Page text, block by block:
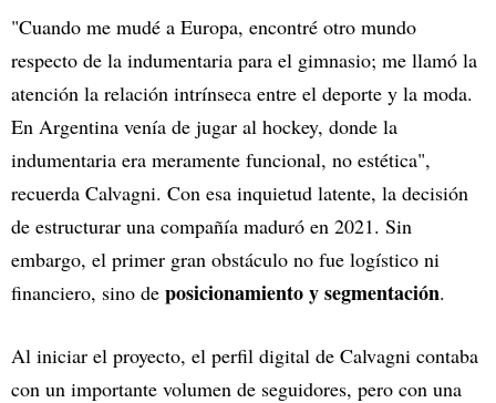
"Cuando me mudé a Europa, encontré otro mundo
respecto de la indumentaria para el gimnasio; me llamó la
atención la relación intrínseca entre el deporte y la moda.
En Argentina venía de jugar al hockey, donde la
indumentaria era meramente funcional, no estética",
recuerda Calvagni. Con esa inquietud latente, la decisión
de estructurar una compañía maduró en 2021. Sin
embargo, el primer gran obstáculo no fue logístico ni
financiero, sino de posicionamiento y segmentación.
Al iniciar el proyecto, el perfil digital de Calvagni contaba
con un importante volumen de seguidores, pero con una